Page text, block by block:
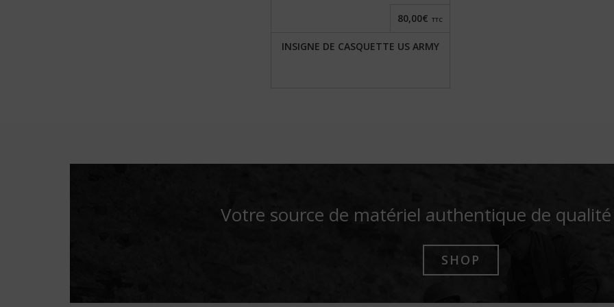
INSIGNE DE CASQUETTE US ARMY
80,00€ TTC
Votre source de matériel authentique de
SHOP